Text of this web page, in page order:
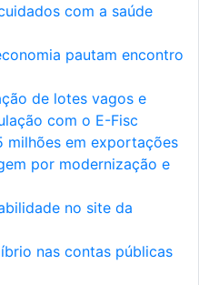
com a saúde
pautam encontro
de lotes vagos e
com o E-Fisc
milhões em exportações
por modernização e
no site da
nas contas públicas